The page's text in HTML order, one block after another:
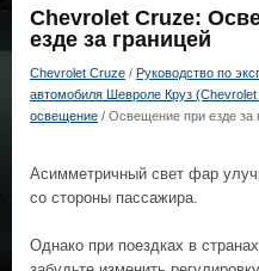
Chevrolet Cruze:
езде за границей
Chevrolet Cruze / Руководство по
автомобиля Шевроле Круз (Chevrolet
освещение / Освещение при езде за
Асимметричный свет фар
со стороны пассажира.
Однако при поездках в